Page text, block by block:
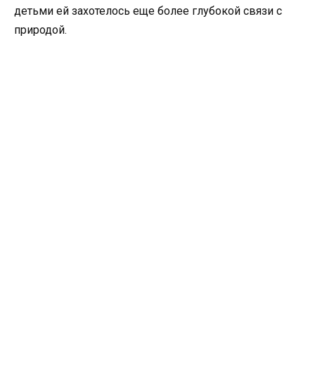
детьми ей захотелось еще более глубокой связи с
природой.